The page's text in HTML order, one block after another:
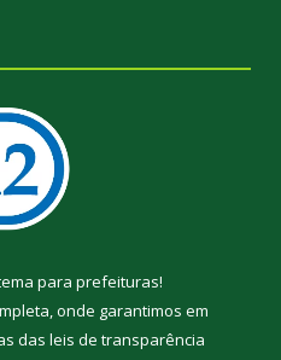
para prefeituras!
onde garantimos em
das leis de transparência